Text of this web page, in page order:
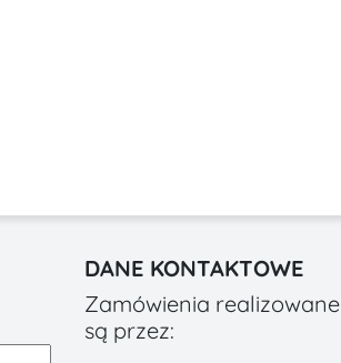
DANE KONTAKTOWE
Zamówienia realizowane
są przez: